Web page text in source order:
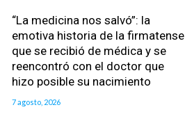
“La medicina nos salvó”: la
emotiva historia de la firmatense
que se recibió de médica y se
reencontró con el doctor que
hizo posible su nacimiento
7 agosto, 2026